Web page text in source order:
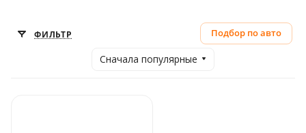
ФИЛЬТР Подбор по авто
Сначала популярные